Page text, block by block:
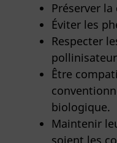
Préserver
Éviter les
Respecter
Être
biologique.
Maintenir
soient les